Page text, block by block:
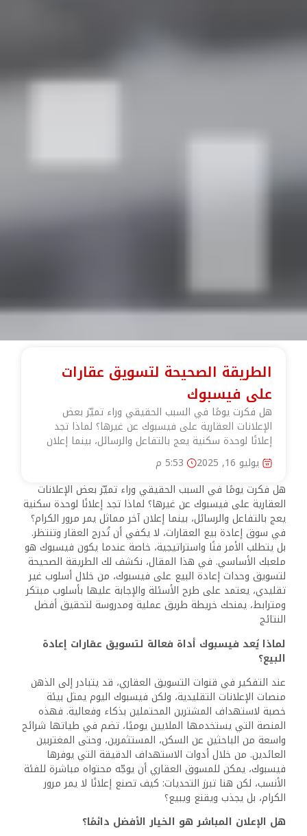
الطريقة الصحيحة لتسويق عقارات
على فيسبوك
هل فكرت يومًا في السبب الحقيقي وراء تميّز بعض
الإعلانات العقارية على فيسبوك عن غيرها؟ لماذا تجد
إعلانًا لوحدة سكنية يعج بالتفاعل والرسائل، بينما إعلان
يوليو 16, 2025
5:53 م
هل فكرت يومًا في السبب الحقيقي وراء تميّز بعض الإعلانات
العقارية على فيسبوك عن غيرها؟ لماذا تجد إعلانًا لوحدة سكنية
يعج بالتفاعل والرسائل، بينما إعلان آخر مماثل يمر مرور الكرام؟
في سوق إعادة بيع العقارات، لا يكفي أن تُدرج العقار وتنتظر.
بل يتطلب الأمر فنًا واستراتيجية، خاصة عندما يكون فيسبوك هو
ملعبك الأساسي. في هذا المقال، نكشف لك الطريقة الصحيحة
لتسويق وحدات إعادة البيع على فيسبوك، من خلال أسلوب غير
تقليدي، يعتمد على طرح الأسئلة والإجابة عليها بأسلوب مبتكر
ومترابط، يمنحك خريطة طريق عملية ومدروسة لتحقيق أفضل
النتائج
لماذا يُعد فيسبوك أداة فعالة لتسويق عقارات إعادة
البيع؟
عند التفكير في قنوات التسويق العقاري، قد يتبادر إلى الذهن
منصات الإعلانات التقليدية، ولكن فيسبوك اليوم يمثل بيئة
خصبة لاستهداف المشترين المحتملين بذكاء وفعالية. فهذه
المنصة التي يستخدمها الملايين يوميًا، تضم في طياتها شرائح
واسعة من الباحثين عن السكن، المستثمرين، وحتى المغتربين
العائدين. من خلال أدوات الاستهداف الدقيقة التي يوفرها
فيسبوك، يمكن للمسوق العقاري أن يوجّه محتواه مباشرة للفئة
الأنسب، لكن هنا تبرز التحديات: كيف تصنع إعلانًا لا يمر مرور
الكرام، بل يجذب ويقنع ويبيع؟
هل الإعلان المباشر هو الخيار الأفضل دائمًا؟